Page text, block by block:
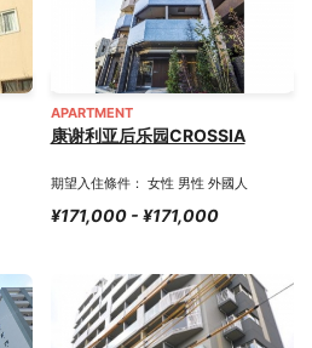
APARTMENT
康谢利亚后乐园CROSSIA
期望入住條件： 女性 男性 外國人
¥171,000 - ¥171,000